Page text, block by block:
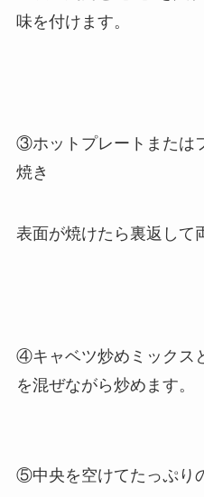
味を付けます。
③ホットプレートまたは
焼き
表面が焼けたら裏返して
④キャベツ炒めミックス
を混ぜながら炒めます。
⑤中央を空けてたっぷり